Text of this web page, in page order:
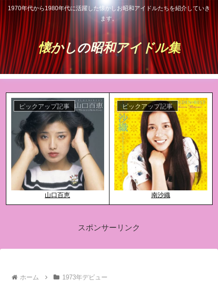
1970年代から1980年代に活躍した懐かしお昭和アイドルたちを紹介していき
ます。
懐かしの昭和アイドル集
ピックアップ記事
山口百恵
ピックアップ記事
南沙織
スポンサーリンク
ホーム 1973年デビュー